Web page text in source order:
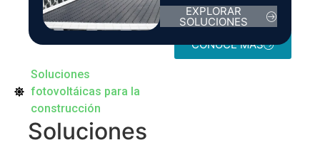
EXPLORAR
SOLUCIONES
Soluciones
fotovoltáicas para la
construcción
Soluciones
CONOCE MÁS